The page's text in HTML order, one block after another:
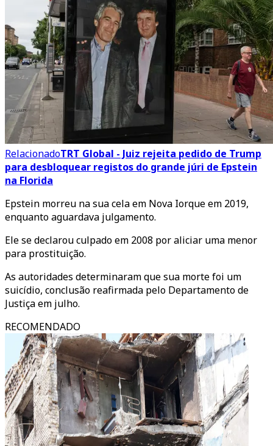
RelacionadoTRT Global - Juiz rejeita pedido de Trump
para desbloquear registos do grande júri de Epstein
na Florida
Epstein morreu na sua cela em Nova Iorque em 2019,
enquanto aguardava julgamento.
Ele se declarou culpado em 2008 por aliciar uma menor
para prostituição.
As autoridades determinaram que sua morte foi um
suicídio, conclusão reafirmada pelo Departamento de
Justiça em julho.
RECOMENDADO